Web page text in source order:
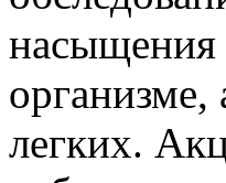
насыщения
легких.